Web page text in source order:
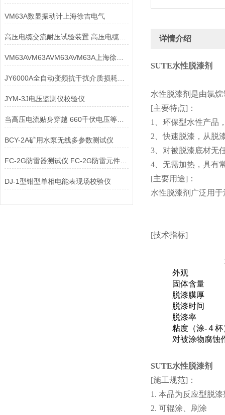
VM63A数显振动计上海徐吉电气
高压电缆交流耐压试验装置 高压电缆交流耐压试验装置
VM63AVM63AVM63AVM63A上海徐吉电气有限公司
JYM-3J电压监测仪校验仪
当高压电流贴身穿越 660千伏电压等级带电作业现场直击
BCY-2A矿用水泵无线多参数测试仪
FC-2G防雷器测试仪 FC-2G防雷元件测试仪
DJ-1型钳型单相电能表现场校验仪
详情介绍
SUTE水性脱漆剂
水性脱漆剂是由氯
[主要特点]：
1、环保型水性产品
2、快速脱漆，从脱
3、对被脱漆底材无
4、无需加热，具有
[主要用途]：
水性脱漆剂广泛用
[技术指标]
外观
固体含
脱漆膜
脱漆时
脱漆率
粘度（涂-
对被涂物腐蚀
SUTE水性脱漆剂
[施工规范]：
1. 本品为反应型脱
2. 可辊涂、刷涂